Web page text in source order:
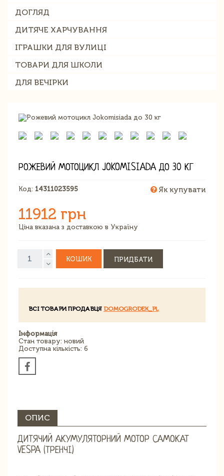
ДОГЛЯД
ДИТЯЧЕ ХАРЧУВАННЯ
ІГРАШКИ ДЛЯ ВУЛИЦІ
ТОВАРИ ДЛЯ ШКОЛИ
ДЛЯ ВЕЧІРКИ
РОЖЕВИЙ МОТОЦИКЛ JOKOMISIADA ДО 30 КГ
Код: 14311023595 Як купувати
11912 грн
Ціна вказана з доставкою в Україну
КОШИК ПРИДБАТИ
ВСІ ТОВАРИ ПРОДАВЦЯ DOMOGRODEK_PL
Інформація
Стан товару: новий
Доступна кількість: 6
ОПИС
ДИТЯЧИЙ АКУМУЛЯТОРНИЙ МОТОР САМОКАТ
VESPA (ТРЕНЧІ)